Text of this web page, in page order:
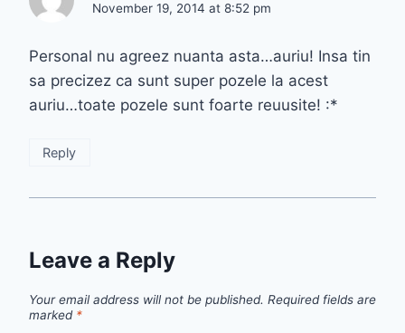
November 19, 2014 at 8:52 pm
Personal nu agreez nuanta asta…auriu! Insa tin
sa precizez ca sunt super pozele la acest
auriu…toate pozele sunt foarte reuusite! :*
Reply
Leave a Reply
Your email address will not be published. Required fields are
marked *